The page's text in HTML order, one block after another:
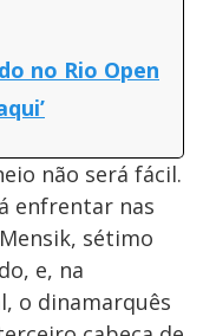
no Rio Open
não será fácil.
enfrentar nas
sétimo
e, na
o dinamarquês